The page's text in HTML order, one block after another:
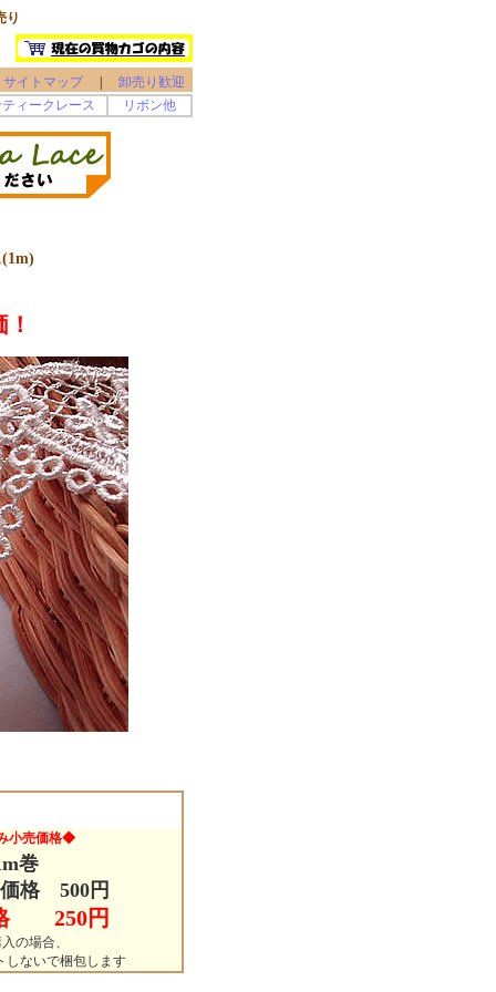
り
イトマップ| 卸売り歓迎
ィークレース
リボン他
小売価格◆
巻
格 500円
250円
の場合、
しないで梱包します